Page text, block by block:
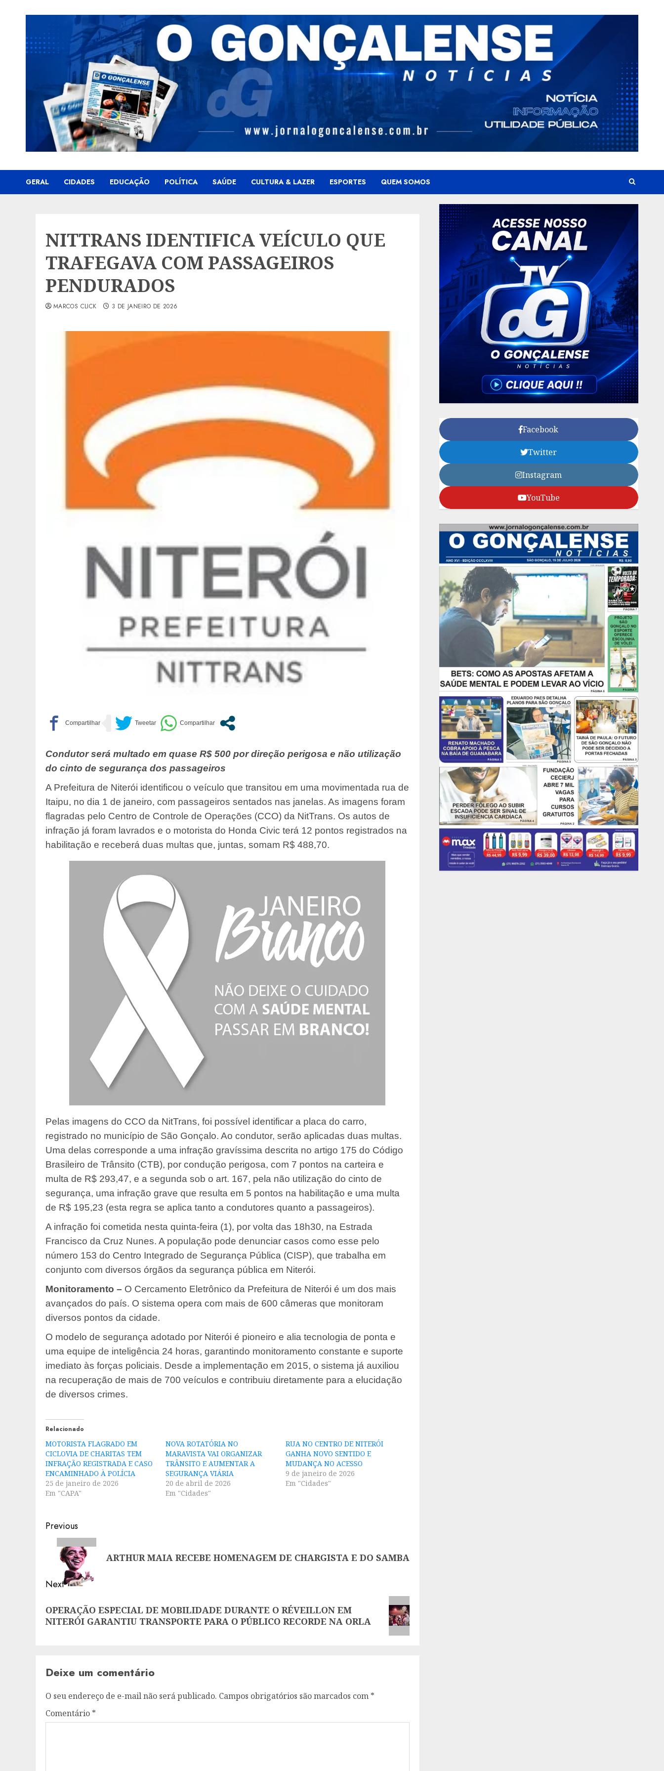
GERAL CIDADES EDUCAÇÃO POLÍTICA SAÚDE CULTURA & LAZER ESPORTES QUEM SOMOS
NITTRANS IDENTIFICA VEÍCULO QUE
TRAFEGAVA COM PASSAGEIROS
PENDURADOS
MARCOS CLICK 3 DE JANEIRO DE 2026
Condutor será multado em quase R$ 500 por direção perigosa e não utilização
do cinto de segurança dos passageiros
A Prefeitura de Niterói identificou o veículo que transitou em uma movimentada rua de
Itaipu, no dia 1 de janeiro, com passageiros sentados nas janelas. As imagens foram
flagradas pelo Centro de Controle de Operações (CCO) da NitTrans. Os autos de
infração já foram lavrados e o motorista do Honda Civic terá 12 pontos registrados na
habilitação e receberá duas multas que, juntas, somam R$ 488,70.
Pelas imagens do CCO da NitTrans, foi possível identificar a placa do carro,
registrado no município de São Gonçalo. Ao condutor, serão aplicadas duas multas.
Uma delas corresponde a uma infração gravíssima descrita no artigo 175 do Código
Brasileiro de Trânsito (CTB), por condução perigosa, com 7 pontos na carteira e
multa de R$ 293,47, e a segunda sob o art. 167, pela não utilização do cinto de
segurança, uma infração grave que resulta em 5 pontos na habilitação e uma multa
de R$ 195,23 (esta regra se aplica tanto a condutores quanto a passageiros).
A infração foi cometida nesta quinta-feira (1), por volta das 18h30, na Estrada
Francisco da Cruz Nunes. A população pode denunciar casos como esse pelo
número 153 do Centro Integrado de Segurança Pública (CISP), que trabalha em
conjunto com diversos órgãos da segurança pública em Niterói.
Monitoramento – O Cercamento Eletrônico da Prefeitura de Niterói é um dos mais
avançados do país. O sistema opera com mais de 600 câmeras que monitoram
diversos pontos da cidade.
O modelo de segurança adotado por Niterói é pioneiro e alia tecnologia de ponta e
uma equipe de inteligência 24 horas, garantindo monitoramento constante e suporte
imediato às forças policiais. Desde a implementação em 2015, o sistema já auxiliou
na recuperação de mais de 700 veículos e contribuiu diretamente para a elucidação
de diversos crimes.
Relacionado
MOTORISTA FLAGRADO EM
CICLOVIA DE CHARITAS TEM
INFRAÇÃO REGISTRADA E CASO
ENCAMINHADO À POLÍCIA
25 de janeiro de 2026
Em "CAPA"
NOVA ROTATÓRIA NO
MARAVISTA VAI ORGANIZAR
TRÂNSITO E AUMENTAR A
SEGURANÇA VIÁRIA
20 de abril de 2026
Em "Cidades"
RUA NO CENTRO DE NITERÓI
GANHA NOVO SENTIDO E
MUDANÇA NO ACESSO
9 de janeiro de 2026
Em "Cidades"
Post
navigation
Previous
Previous
post:
ARTHUR MAIA RECEBE HOMENAGEM DE CHARGISTA E DO SAMBA
Next
post:
OPERAÇÃO ESPECIAL DE MOBILIDADE DURANTE O RÉVEILLON EM
NITERÓI GARANTIU TRANSPORTE PARA O PÚBLICO RECORDE NA ORLA
Deixe um comentário
O seu endereço de e-mail não será publicado. Campos obrigatórios são marcados com *
Comentário *
Facebook
Twitter
Instagram
YouTube